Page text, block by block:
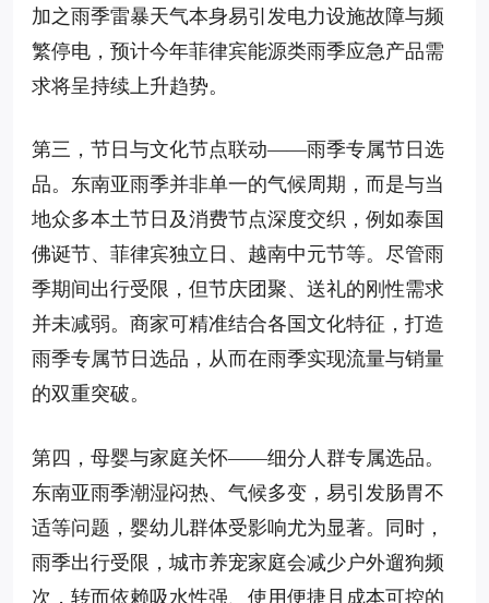
加之雨季雷暴天气本身易引发电力设施故障与频
繁停电，预计今年菲律宾能源类雨季应急产品需
求将呈持续上升趋势。
第三，节日与文化节点联动——雨季专属节日选
品。东南亚雨季并非单一的气候周期，而是与当
地众多本土节日及消费节点深度交织，例如泰国
佛诞节、菲律宾独立日、越南中元节等。尽管雨
季期间出行受限，但节庆团聚、送礼的刚性需求
并未减弱。商家可精准结合各国文化特征，打造
雨季专属节日选品，从而在雨季实现流量与销量
的双重突破。
第四，母婴与家庭关怀——细分人群专属选品。
东南亚雨季潮湿闷热、气候多变，易引发肠胃不
适等问题，婴幼儿群体受影响尤为显著。同时，
雨季出行受限，城市养宠家庭会减少户外遛狗频
次，转而依赖吸水性强、使用便捷且成本可控的